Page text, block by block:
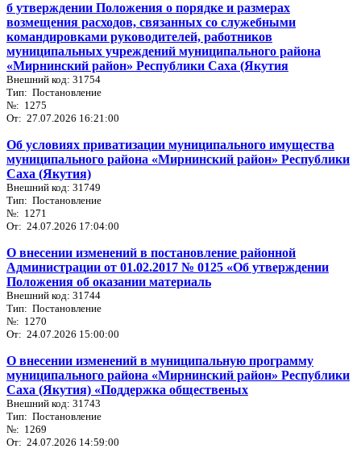
б утверждении Положения о порядке и размерах
возмещения расходов, связанных со служебными
командировками руководителей, работников
муниципальных учреждений муниципального района
«Мирнинский район» Республики Саха (Якутия
Внешний код: 31754
Тип: Постановление
№: 1275
От: 27.07.2026 16:21:00
Об условиях приватизации муниципального имущества
муниципального района «Мирнинский район» Республики
Саха (Якутия)
Внешний код: 31749
Тип: Постановление
№: 1271
От: 24.07.2026 17:04:00
О внесении изменений в постановление районной
Администрации от 01.02.2017 № 0125 «Об утверждении
Положения об оказании материаль
Внешний код: 31744
Тип: Постановление
№: 1270
От: 24.07.2026 15:00:00
О внесении изменений в муниципальную программу
муниципального района «Мирнинский район» Республики
Саха (Якутия) «Поддержка общественых
Внешний код: 31743
Тип: Постановление
№: 1269
От: 24.07.2026 14:59:00